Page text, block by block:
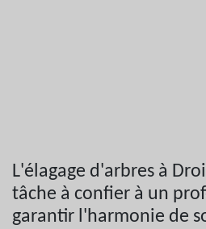
L'élagage d'arbres à
tâche à confier à un
garantir l'harmonie de